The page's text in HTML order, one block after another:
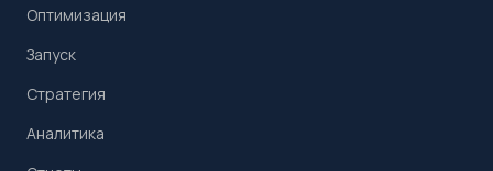
Оптимизация
Запуск
Стратегия
Аналитика